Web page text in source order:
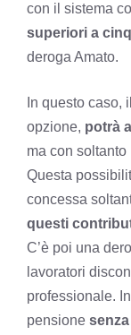
con il sistema
superiori a
deroga Amato.
In questo caso,
opzione, potrà
ma con
Questa
concessa
questi
C’è poi una
lavoratori
professionale.
pensione